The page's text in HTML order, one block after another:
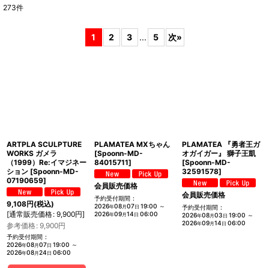
273件
1 2 3 ... 5 次»
ARTPLA SCULPTURE
WORKS ガメラ
（1999）Re:イマジネー
ション [Spoonn-MD-
07190659]
9,108円(税込)
[通常販売価格: 9,900円]
参考価格: 9,900円
予約受付期間 :
2026年08 月07日 19:00 ～
2026年08 月24 日 06:00
PLAMATEA MXちゃん
[Spoonn-MD-
84015711]
会員販売価格
予約受付期間 :
2026年08月07日 19:00 ～
2026年09月14 日 06:00
PLAMATEA 『勇者王ガ
オガイガー』 獅子王凱
[Spoonn-MD-
32591578]
会員販売価格
予約受付期間 :
2026年08月03 日 19:00 ～
2026年09月14 日 06:00